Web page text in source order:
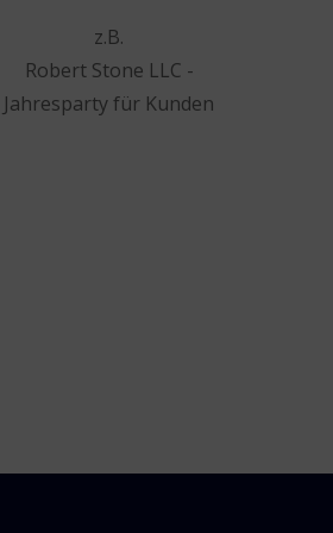
z.B.
Robert Stone LLC -
Jahresparty für Kunden